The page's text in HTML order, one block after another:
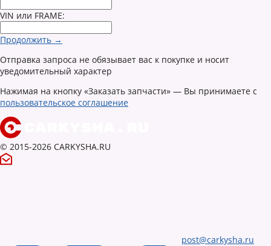
VIN или FRAME:
Продолжить →
Отправка запроса не обязывает вас к покупке и носит
уведомительный характер
Нажимая на кнопку «Заказать запчасти» — Вы принимаете с
пользовательское соглашение
© 2015-2026 CARKYSHA.RU
post@carkysha.ru